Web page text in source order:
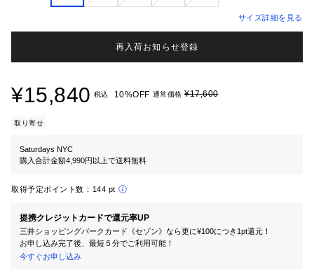
サイズ詳細を見る
再入荷お知らせ登録
¥15,840 税込 10%OFF 通常価格 ¥17,600
取り寄せ
Saturdays NYC
購入合計金額4,990円以上で送料無料
取得予定ポイント数： 144 pt
提携クレジットカードで還元率UP
三井ショッピングパークカード《セゾン》なら更に¥100につき1pt還元！
お申し込み完了後、最短５分でご利用可能！
今すぐお申し込み